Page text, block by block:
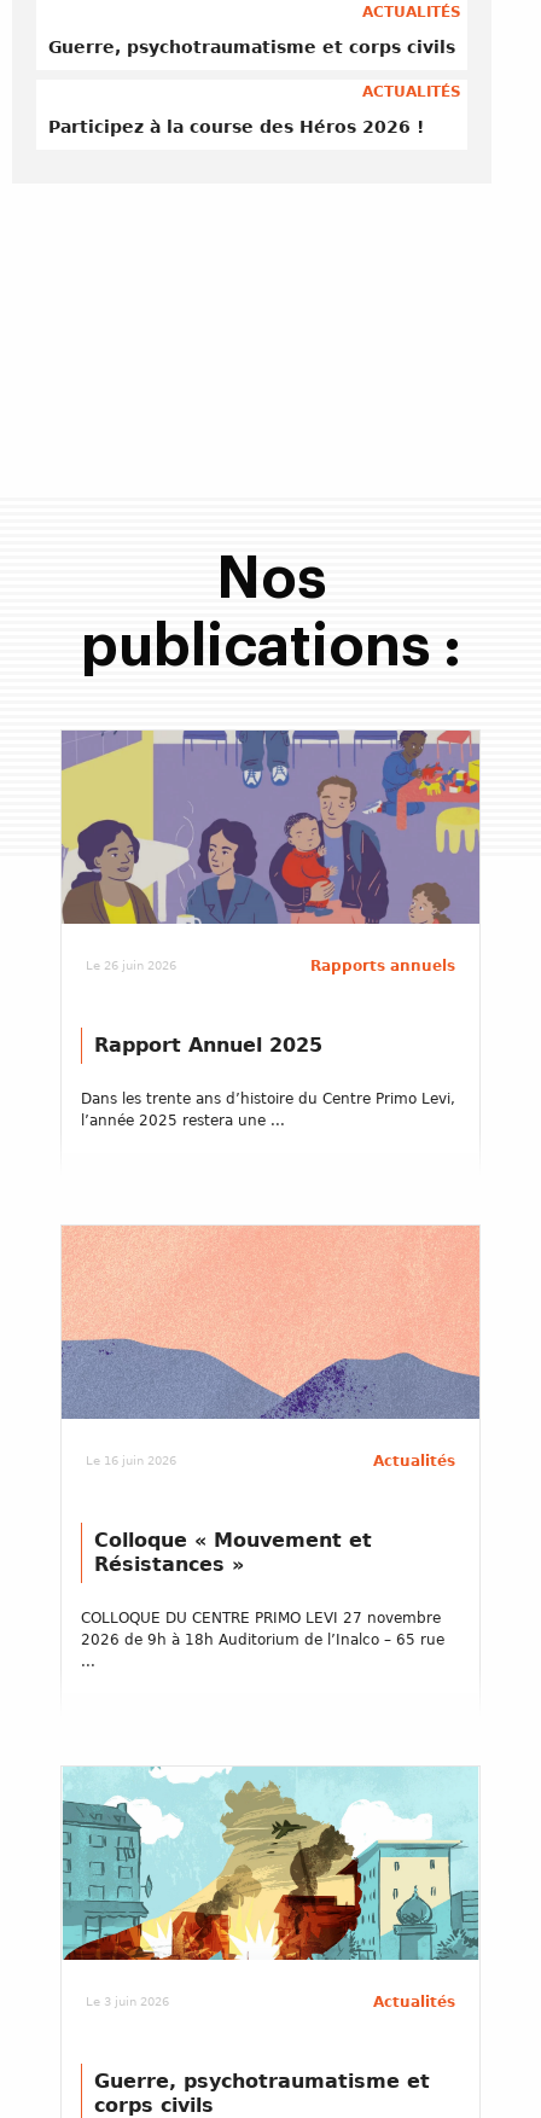
ACTUALITÉS
Guerre, psychotraumatisme et corps civils
ACTUALITÉS
Participez à la course des Héros 2026 !
Nos
publications :
Le 26 juin 2026 Rapports annuels
Rapport Annuel 2025
Dans les trente ans d’histoire du Centre Primo Levi,
l’année 2025 restera une ...
Le 16 juin 2026 Actualités
Colloque « Mouvement et
Résistances »
COLLOQUE DU CENTRE PRIMO LEVI 27 novembre
2026 de 9h à 18h Auditorium de l’Inalco – 65 rue
...
Le 3 juin 2026 Actualités
Guerre, psychotraumatisme et
corps civils